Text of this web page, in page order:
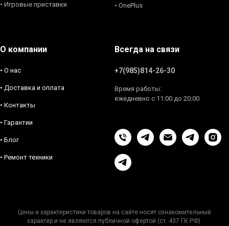
• Игровые приставки • OnePlus
О компании
• О нас
• Доставка и оплата
• Контакты
• Гарантии
• Блог
• Ремонт техники
Всегда на связи
+7(985)814-26-30
Время работы:
ежедневно с 11:00 до 20:00
Цены и характеристики товаров на сайте носят ознакомительный
характер и не являются публичной офертой (ст. 437 ГК РФ).